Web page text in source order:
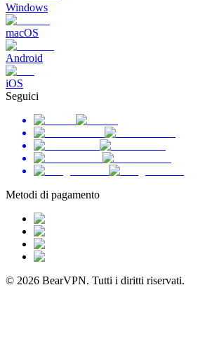
Windows
macOS
Android
iOS
Seguici
Metodi di pagamento
© 2026 BearVPN. Tutti i diritti riservati.